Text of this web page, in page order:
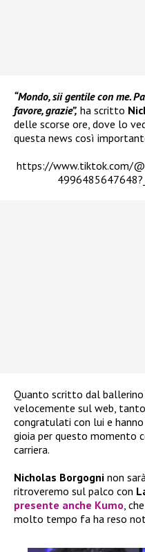
“Mondo, sii gentile con me.
favore, grazie”, ha scritto
delle scorse ore, dove lo
questa news così
https://www.tiktok.com/
Quanto scritto dal
velocemente sul web,
congratulati con lui e
gioia per questo momento
carriera.
Nicholas Borgogni non
ritroveremo sul palco con
presente anche Kumo,
molto tempo fa ha reso